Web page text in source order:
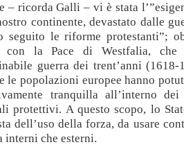
– ricorda Galli – vi è stata
continente, devastato dalle
seguito le riforme protestanti”;
con la Pace di Westfalia,
guerra dei trent’anni (1618-
le popolazioni europee hanno
tranquilla all’interno
protettivi. A questo scopo, lo
dell’uso della forza, da usare
interni che esterni.